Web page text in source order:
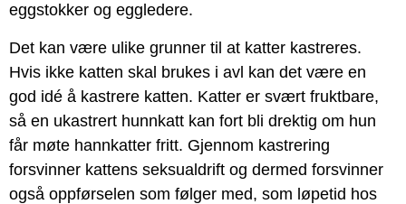
eggstokker og eggledere.
Det kan være ulike grunner til at katter kastreres.
Hvis ikke katten skal brukes i avl kan det være en
god idé å kastrere katten. Katter er svært fruktbare,
så en ukastrert hunnkatt kan fort bli drektig om hun
får møte hannkatter fritt. Gjennom kastrering
forsvinner kattens seksualdrift og dermed forsvinner
også oppførselen som følger med, som løpetid hos